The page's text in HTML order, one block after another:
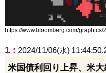
https://www.bloomberg.com/
1 : 2024/11/06(水)
米国債利回り上昇、米